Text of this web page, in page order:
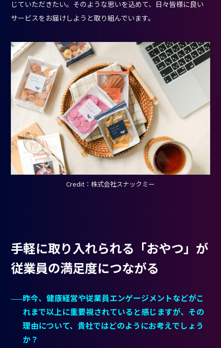
じていただきたい。そのような思いを込めて、日々皆様に良い
サービスをお届けしようと取り組んでいます。
Credit：株式会社スナックミー
手軽に取り入れられる「おやつ」が
従業員の満足度につながる
昨今、健康経営や従業員エンゲージメントなどがこ
れまで以上に重要視されていると感じますが、その
理由について、貴社ではどのようにお考えでしょう
か？